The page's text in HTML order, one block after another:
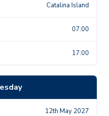
Catalina Island
07:00
17:00
12th May 2027